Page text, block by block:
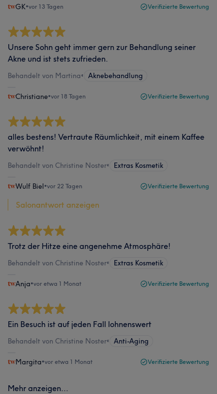
GK•vor 13 Tagen Verifizierte Bewertung
Unsere Sohn geht immer gern zur Behandlung seiner
Akne und ist stets zufrieden.
Behandelt von Martina• Aknebehandlung
Christiane•vor 18 Tagen Verifizierte Bewertung
alles bestens! Vertraute Räumlichkeit, mit einem Kaffee
verwöhnt!
Behandelt von Christine Noster• Extras Kosmetik
Wulf Biel•vor 22 Tagen Verifizierte Bewertung
Salonantwort anzeigen
Trotz der Hitze eine angenehme Atmosphäre!
Behandelt von Christine Noster• Extras Kosmetik
Anja•vor etwa 1 Monat Verifizierte Bewertung
Ein Besuch ist auf jeden Fall lohnenswert
Behandelt von Christine Noster• Anti-Aging
Margita•vor etwa 1 Monat Verifizierte Bewertung
Mehr anzeigen...